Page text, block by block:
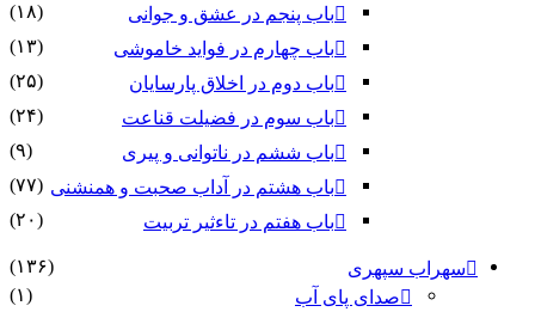
باب پنجم در عشق و جوانى
(۱۸)
باب چهارم در فواید خاموشى
(۱۳)
باب دوم در اخلاق پارسایان
(۲۵)
باب سوم در فضیلت قناعت
(۲۴)
باب ششم در ناتوانى و پیرى
(۹)
باب هشتم در آداب صحبت و همنشنى (۷۷)
باب هفتم در تاءثیر تربیت
(۲۰)
سهراب سپهری
(۱۳۶)
صدای پای آب
(۱)